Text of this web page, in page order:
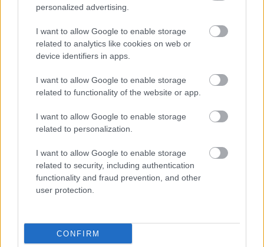
personalized advertising.
I want to allow Google to enable storage
related to analytics like cookies on web or
device identifiers in apps.
I want to allow Google to enable storage
related to functionality of the website or app.
I want to allow Google to enable storage
related to personalization.
I want to allow Google to enable storage
related to security, including authentication
functionality and fraud prevention, and other
user protection.
CONFIRM
PODCASTS
«Εγώ είμαι η ανάπηρη, αυτοί είναι οι μ***ες» –
Η Maria Rolls χωρίς φίλτρο
Περδίκι